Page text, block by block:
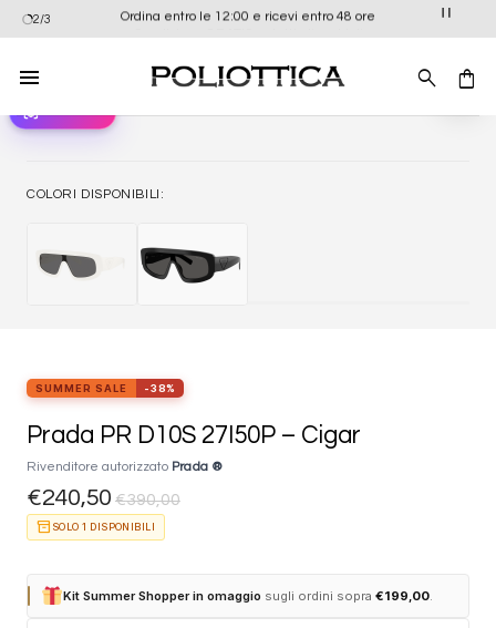
Salta
ai
contenuti
2/3 Ordina entro le 12:00 e ricevi entro 48 ore
view_in_ar
COLORI DISPONIBILI:
SUMMER SALE -38%
Prada PR D10S 27I50P – Cigar
Rivenditore autorizzato Prada ®
€240,50 €390,00
inventory_2 SOLO 1 DISPONIBILI
Kit Summer Shopper in omaggio sugli ordini sopra€199,00